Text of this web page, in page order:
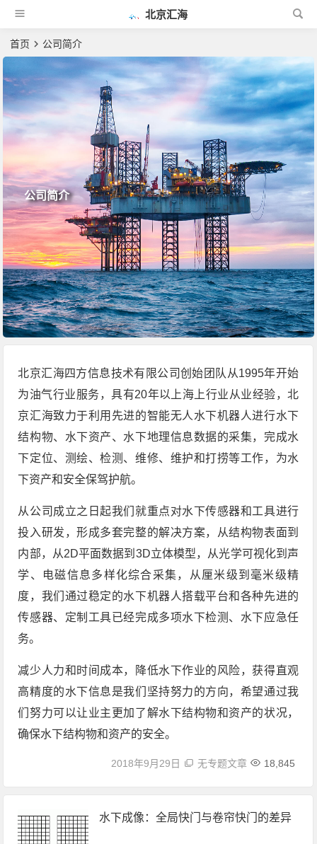
北京汇海
首页 公司简介
公司简介
北京汇海四方信息技术有限公司创始团队从1995年开始
为油气行业服务，具有20年以上海上行业从业经验，北
京汇海致力于利用先进的智能无人水下机器人进行水下
结构物、水下资产、水下地理信息数据的采集，完成水
下定位、测绘、检测、维修、维护和打捞等工作，为水
下资产和安全保驾护航。
从公司成立之日起我们就重点对水下传感器和工具进行
投入研发，形成多套完整的解决方案，从结构物表面到
内部，从2D平面数据到3D立体模型，从光学可视化到声
学、电磁信息多样化综合采集，从厘米级到毫米级精
度，我们通过稳定的水下机器人搭载平台和各种先进的
传感器、定制工具已经完成多项水下检测、水下应急任
务。
减少人力和时间成本，降低水下作业的风险，获得直观
高精度的水下信息是我们坚持努力的方向，希望通过我
们努力可以让业主更加了解水下结构物和资产的状况，
确保水下结构物和资产的安全。
2018年9月29日 无专题文章 18,845
水下成像：全局快门与卷帘快门的差异